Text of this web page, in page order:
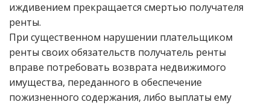
иждивением прекращается смертью получателя
ренты.
При существенном нарушении плательщиком
ренты своих обязательств получатель ренты
вправе потребовать возврата недвижимого
имущества, переданного в обеспечение
пожизненного содержания, либо выплаты ему